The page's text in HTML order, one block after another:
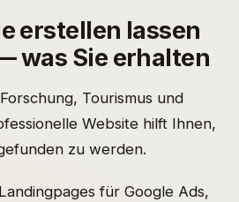
erstellen lassen
was Sie erhalten
Tourismus und
Website hilft Ihnen,
zu werden.
für Google Ads,